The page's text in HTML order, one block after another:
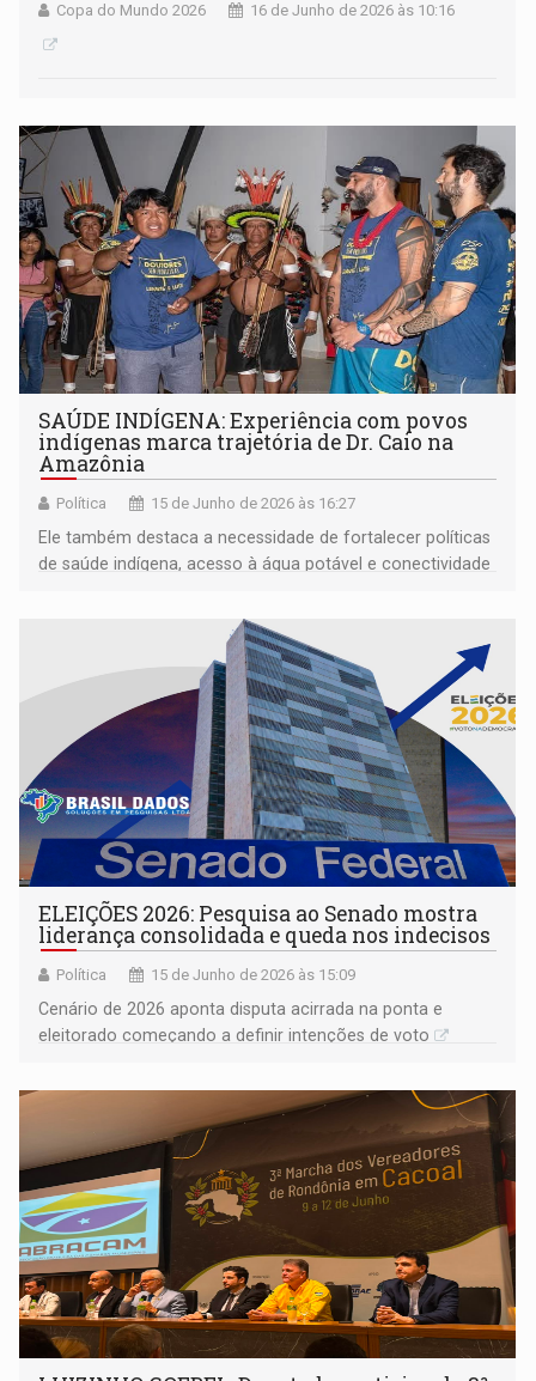
Copa do Mundo 2026 16 de Junho de 2026 às 10:16
SAÚDE INDÍGENA: Experiência com povos
indígenas marca trajetória de Dr. Caio na
Amazônia
Política 15 de Junho de 2026 às 16:27
Ele também destaca a necessidade de fortalecer políticas
de saúde indígena, acesso à água potável e conectividade
ELEIÇÕES 2026: Pesquisa ao Senado mostra
liderança consolidada e queda nos indecisos
Política 15 de Junho de 2026 às 15:09
Cenário de 2026 aponta disputa acirrada na ponta e
eleitorado começando a definir intenções de voto